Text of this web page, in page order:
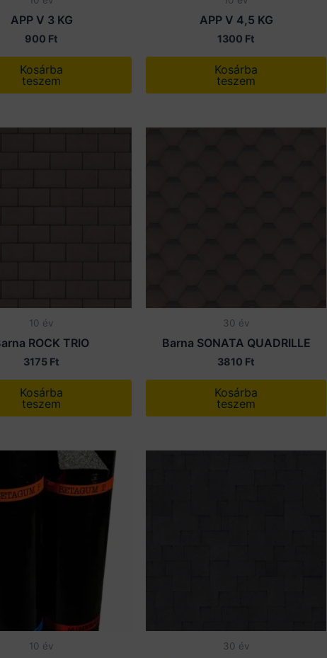
APP V 3 KG
900 Ft
Kosárba
teszem
APP V 4,5 KG
1300 Ft
Kosárba
teszem
10 év
ROCK TRIO
3175 Ft
Kosárba
teszem
30 év
Barna SONATA QUADRILLE
3810 Ft
Kosárba
teszem
10 év 30 év